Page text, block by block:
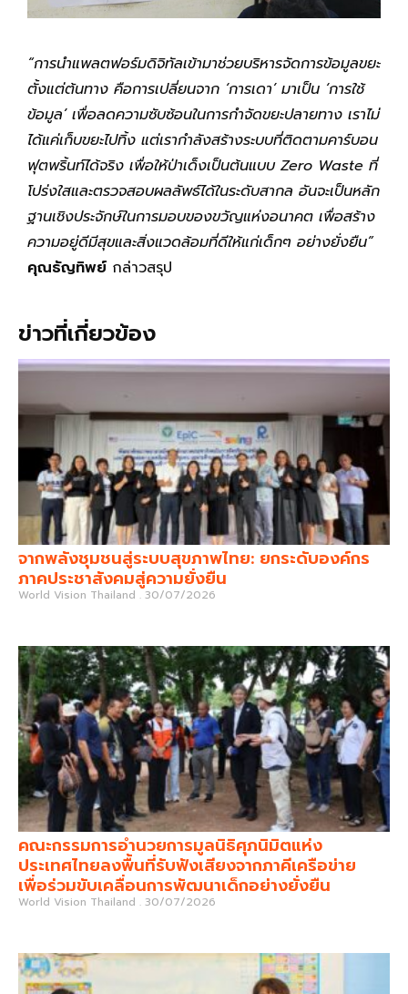
“การนำแพลตฟอร์มดิจิทัลเข้ามาช่วยบริหารจัดการข้อมูลขยะ
ตั้งแต่ต้นทาง คือการเปลี่ยนจาก ‘การเดา’ มาเป็น ‘การใช้
ข้อมูล’ เพื่อลดความซับซ้อนในการกำจัดขยะปลายทาง เราไม่
ได้แค่เก็บขยะไปทิ้ง แต่เรากำลังสร้างระบบที่ติดตามคาร์บอน
ฟุตพริ้นท์ได้จริง เพื่อให้ป่าเด็งเป็นต้นแบบ Zero Waste ที่
โปร่งใสและตรวจสอบผลลัพธ์ได้ในระดับสากล อันจะเป็นหลัก
ฐานเชิงประจักษ์ในการมอบของขวัญแห่งอนาคต เพื่อสร้าง
ความอยู่ดีมีสุขและสิ่งแวดล้อมที่ดีให้แก่เด็กๆ อย่างยั่งยืน”
คุณธัญทิพย์ กล่าวสรุป
ข่าวที่เกี่ยวข้อง
จากพลังชุมชนสู่ระบบสุขภาพไทย: ยกระดับองค์กร
ภาคประชาสังคมสู่ความยั่งยืน
World Vision Thailand 30/07/2026
คณะกรรมการอำนวยการมูลนิธิศุภนิมิตแห่ง
ประเทศไทยลงพื้นที่รับฟังเสียงจากภาคีเครือข่าย
เพื่อร่วมขับเคลื่อนการพัฒนาเด็กอย่างยั่งยืน
World Vision Thailand 30/07/2026